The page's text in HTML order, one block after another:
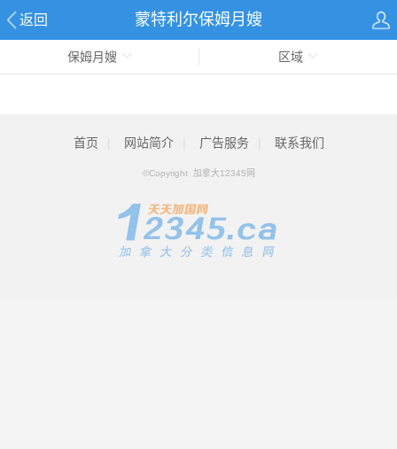
返回 蒙特利尔保姆月嫂
保姆月嫂 区域
首页 网站简介 广告服务 联系我们
©Copyright 加拿大12345网